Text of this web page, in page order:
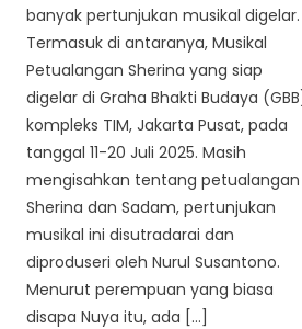
banyak pertunjukan musikal digelar.
Termasuk di antaranya, Musikal
Petualangan Sherina yang siap
digelar di Graha Bhakti Budaya
kompleks TIM, Jakarta Pusat, pada
tanggal 11-20 Juli 2025. Masih
mengisahkan tentang petualangan
Sherina dan Sadam, pertunjukan
musikal ini disutradarai dan
diproduseri oleh Nurul Susantono.
Menurut perempuan yang biasa
disapa Nuya itu, ada […]